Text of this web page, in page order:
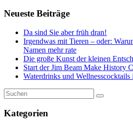
Neueste Beiträge
Da sind Sie aber früh dran!
Irgendwas mit Tieren – oder:
Namen mehr rate
Die große Kunst der kleinen
Start der Jim Beam Make History
Waterdrinks und Wellnesscocktails
Kategorien